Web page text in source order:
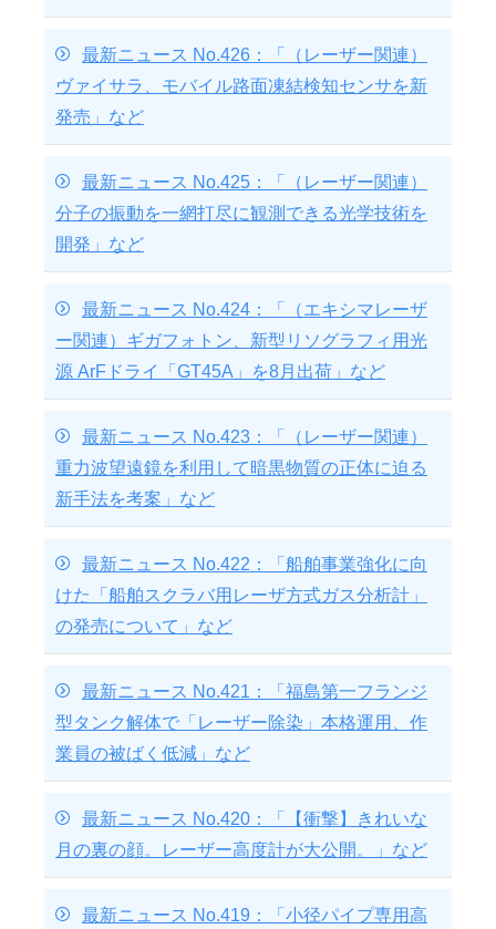
最新ニュース No.426：「（レーザー関連）
ヴァイサラ、モバイル路面凍結検知センサを新
発売」など
最新ニュース No.425：「（レーザー関連）
分子の振動を一網打尽に観測できる光学技術を
開発」など
最新ニュース No.424：「（エキシマレーザ
ー関連）ギガフォトン、新型リソグラフィ用光
源 ArFドライ「GT45A」を8月出荷」など
最新ニュース No.423：「（レーザー関連）
重力波望遠鏡を利用して暗黒物質の正体に迫る
新手法を考案」など
最新ニュース No.422：「船舶事業強化に向
けた「船舶スクラバ用レーザ方式ガス分析計」
の発売について」など
最新ニュース No.421：「福島第一フランジ
型タンク解体で「レーザー除染」本格運用、作
業員の被ばく低減」など
最新ニュース No.420：「【衝撃】きれいな
月の裏の顔。レーザー高度計が大公開。」など
最新ニュース No.419：「小径パイプ専用高